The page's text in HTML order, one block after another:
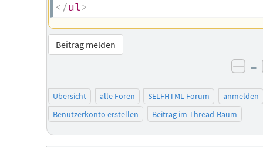
</ul>
Beitrag melden
–
Übersicht alle Foren SELFHTML-Forum
anmelden
Benutzerkonto erstellen
Beitrag im Thread-Baum